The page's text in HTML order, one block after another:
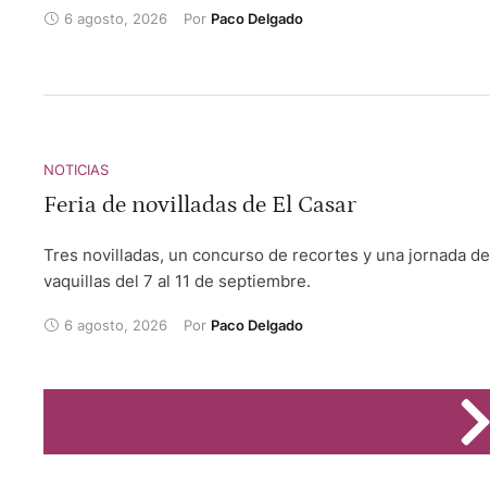
6 agosto, 2026 Por Paco Delgado
NOTICIAS
Feria de novilladas de El Casar
Tres novilladas, un concurso de recortes y una jornada de
vaquillas del 7 al 11 de septiembre.
6 agosto, 2026 Por Paco Delgado